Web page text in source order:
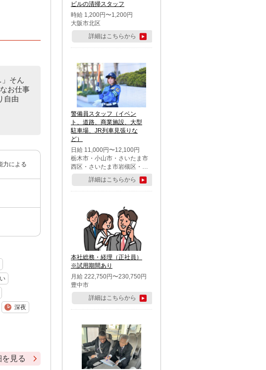
そん
お仕事
自由
力による
深夜
を見る
ビルの清掃スタッフ
時給 1,200円〜1,200円
大阪市北区
詳細はこちらから
警備員スタッフ（イベン
ト、道路、商業施設、大型
駐車場、JR列車見張りな
ど）
日給 11,000円〜12,100円
栃木市・小山市・さいたま市
西区・さいたま市岩槻区・久
喜市・蓮田市
詳細はこちらから
本社総務・経理（正社員）
※試用期間あり
月給 222,750円〜230,750円
豊中市
詳細はこちらから